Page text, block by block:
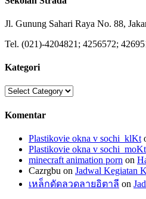
Jl. Gunung Sahari Raya No. 88,
Tel. (021)-4204821; 4256572;
Kategori
Kategori
Komentar
Plastikovie okna v sochi_klKt
Plastikovie okna v sochi_moKt
minecraft animation porn on
Cazrgbu on Jadwal Kegiatan
เหล็กดัดลวดลายอิตาลี on